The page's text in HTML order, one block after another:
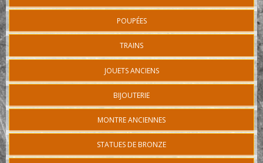
POUPÉES
TRAINS
JOUETS ANCIENS
BIJOUTERIE
MONTRE ANCIENNES
STATUES DE BRONZE